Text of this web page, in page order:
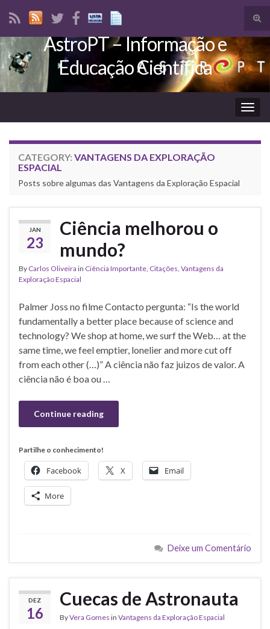
Search for:
AstroPT – Informação e
Educação Científica
CATEGORY: VANTAGENS DA EXPLORAÇÃO
ESPACIAL
Posts sobre algumas das Vantagens da Exploração Espacial
JAN
23
Ciência melhorou o
mundo?
By Carlos Oliveira in Ciência Importante, Citações, Vantagens da
Exploração Espacial
Palmer Joss no filme Contacto pergunta: “Is the world
fundamentally a better place because of science and
technology? We shop at home, we surf the Web… at the
same time, we feel emptier, lonelier and more cut off
from each other (…)” A ciência não faz juizos de valor. A
ciência não é boa ou …
Continue reading
Partilhe o conhecimento!
Facebook X Email
More
Deixe um Comentário
DEZ
16
Cuecas de Astronauta
ByVera Gomes in Vantagens da Exploração Espacial